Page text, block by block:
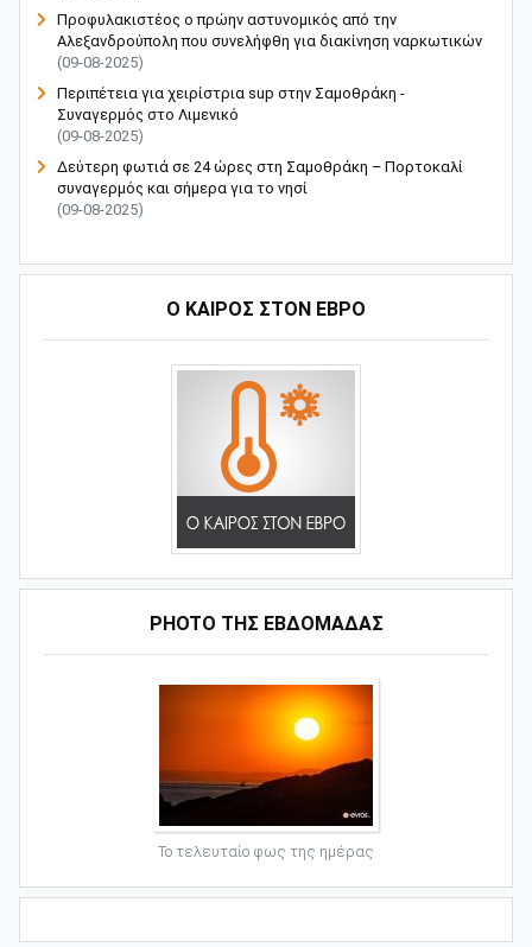
Προφυλακιστέος ο πρώην αστυνομικός από την
Αλεξανδρούπολη που συνελήφθη για διακίνηση ναρκωτικών
(09-08-2025)
Περιπέτεια για χειρίστρια sup στην Σαμοθράκη -
Συναγερμός στο Λιμενικό
(09-08-2025)
Δεύτερη φωτιά σε 24 ώρες στη Σαμοθράκη – Πορτοκαλί
συναγερμός και σήμερα για το νησί
(09-08-2025)
Ο ΚΑΙΡΟΣ ΣΤΟΝ ΕΒΡΟ
PHOTO ΤΗΣ ΕΒΔΟΜΑΔΑΣ
Το τελευταίο φως της ημέρας